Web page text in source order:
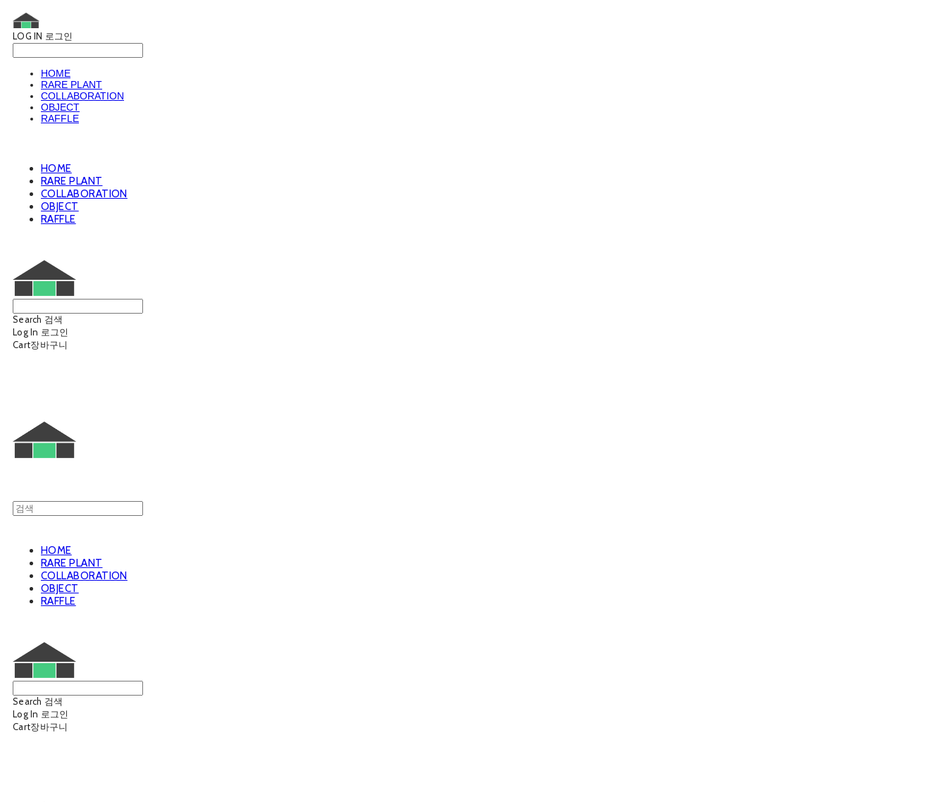
LOG IN 로그인
HOME
RARE PLANT
COLLABORATION
OBJECT
RAFFLE
HOME
RARE PLANT
COLLABORATION
OBJECT
RAFFLE
Search 검색
Log In 로그인
Cart장바구니
HOME
RARE PLANT
COLLABORATION
OBJECT
RAFFLE
Search 검색
Log In 로그인
Cart장바구니